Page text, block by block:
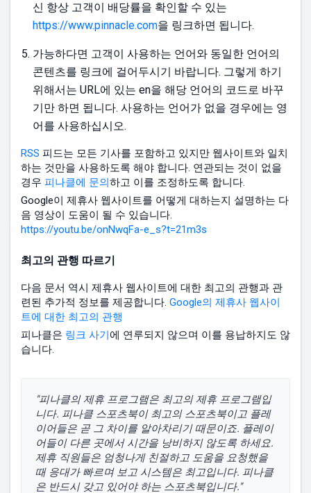
신 항상 고객이 배당률을 확인할 수 있는
https://www.pinnacle.com을 링크하면 됩니다.
가능하다면 고객이 사용하는 언어와 동일한 언어의
콘텐츠를 링크에 걸어두시기 바랍니다. 그렇게 하기
위해서는 URL에 있는 en을 해당 언어의 코드로 바꾸
기만 하면 됩니다. 사용하는 언어가 없을 경우에는 영
어를 사용하십시오.
RSS 피드는 모든 기사를 포함하고 있지만 웹사이트와 일치
하는 것만을 사용하도록 해야 합니다. 연관되는 것이 없을
경우 피나클에 문의하고 이를 조정하도록 합니다.
Google이 제휴사 웹사이트를 어떻게 대하는지 설명하는 다
음 영상이 도움이 될 수 있습니다.
https://youtu.be/onNwqFa-e_s?t=21m3s
최고의 관행 따르기
다음 문서 역시 제휴사 웹사이트에 대한 최고의 관행과 관
련된 추가적 정보를 제공합니다. Google의 제휴사 웹사이
트에 대한 최고의 관행
피나클은 링크 사기에 연루되지 않으며 이를 용납하지도 않
습니다.
"피나클의 제휴 프로그램은 최고의 제휴 프로그램입
니다. 피나클 스포츠북이 최고의 스포츠북이고 플레
이어들은 곧 그 차이를 알아차리기 때문이죠. 플레이
어들이 다른 곳에서 시간을 낭비하지 않도록 하세요.
제휴 직원들은 엄청나게 친절하고 도움을 요청했을
때 응대가 빠르며 보고 시스템은 최고입니다. 피나클
은 반드시 갖고 있어야 하는 스포츠북입니다."